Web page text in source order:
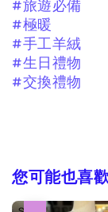
#旅遊必備
#極暖
#手工羊絨
#生日禮物
#交換禮物
您可能也喜